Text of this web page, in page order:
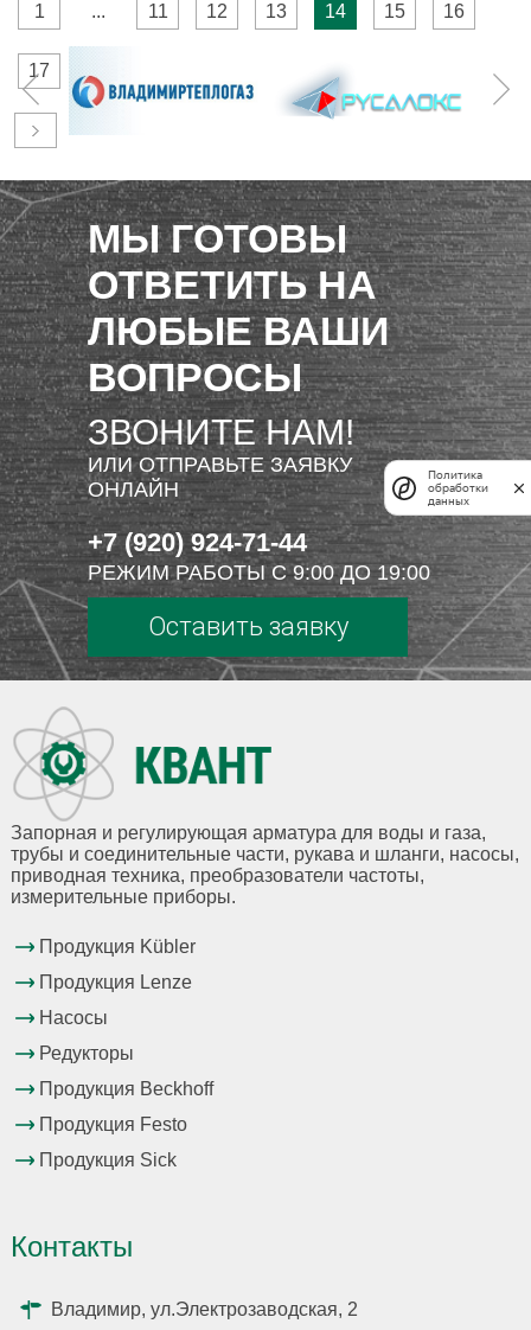
1 ... 11 12 13 14 15 16
17
МЫ ГОТОВЫ
ОТВЕТИТЬ НА
ЛЮБЫЕ ВАШИ
ВОПРОСЫ
ЗВОНИТЕ НАМ!
ИЛИ ОТПРАВЬТЕ ЗАЯВКУ
ОНЛАЙН
+7 (920) 924-71-44
РЕЖИМ РАБОТЫ С 9:00 ДО 19:00
Оставить заявку
Запорная и регулирующая арматура для воды и газа,
трубы и соединительные части, рукава и шланги, насосы,
приводная техника, преобразователи частоты,
измерительные приборы.
Продукция Kübler
Продукция Lenze
Насосы
Редукторы
Продукция Beckhoff
Продукция Festo
Продукция Sick
Контакты
Владимир, ул.Электрозаводская, 2
Политика
обработки
данных